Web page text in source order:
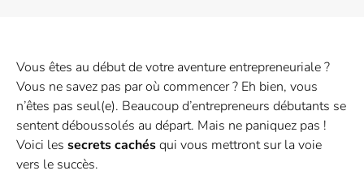
Vous êtes au début de votre aventure entrepreneuriale ?
Vous ne savez pas par où commencer ? Eh bien, vous
n’êtes pas seul(e). Beaucoup d’entrepreneurs débutants se
sentent déboussolés au départ. Mais ne paniquez pas !
Voici les secrets cachésqui vous mettront sur la voie
vers le succès.